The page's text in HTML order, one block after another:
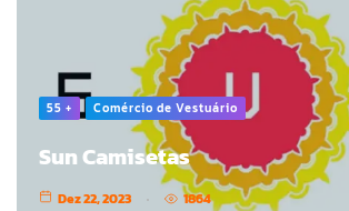
55 + Comércio de Vestuário
Sun Camisetas
Dez 22, 2023 1864